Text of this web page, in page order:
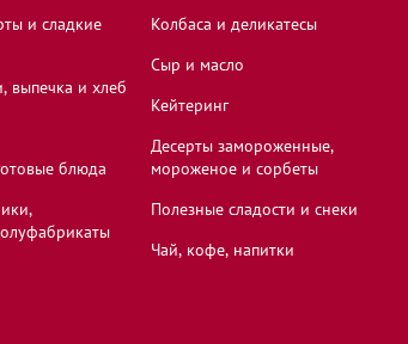
проспект Ленина, 46
и сладкие
выпечка и хлеб
блюда
Колбаса и деликатесы
Сыр и масло
Кейтеринг
Десерты замороженные,
мороженое и сорбеты
Полезные сладости и снеки
Чай, кофе, напитки